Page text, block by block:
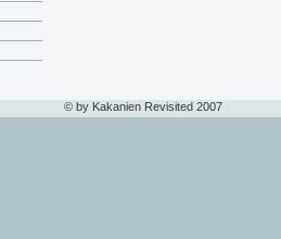
© by Kakanien Revisited 2007